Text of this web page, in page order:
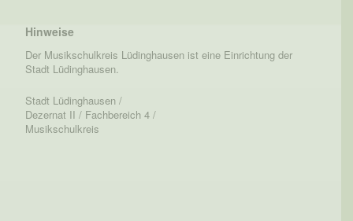
Hinweise
Der Musikschulkreis Lüdinghausen ist eine Einrichtung der
Stadt Lüdinghausen.
Stadt Lüdinghausen /
Dezernat II / Fachbereich 4 /
Musikschulkreis